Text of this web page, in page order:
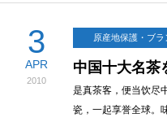
3
APR
2010
原産地保護・ブラ
中国十大名茶
是真茶客，便当饮尽
瓷，一起享誉全球。